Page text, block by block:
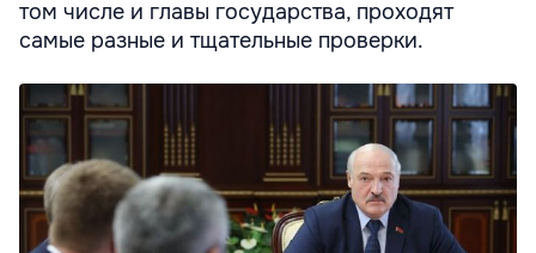
том числе и главы государства, проходят
самые разные и тщательные проверки.